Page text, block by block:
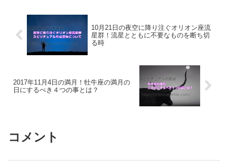
10月21日の夜空に降り注ぐオリオン座流
星群！流星とともに不要なものを断ち切
る時
2017年11月4日の満月！牡牛座の満月の
日にするべき４つの事とは？
コメント